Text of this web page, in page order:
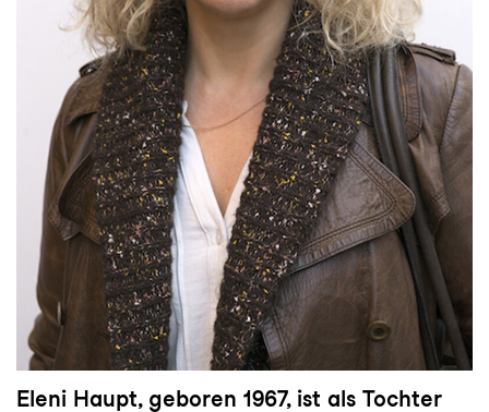
Eleni Haupt, geboren 1967, ist als Tochter